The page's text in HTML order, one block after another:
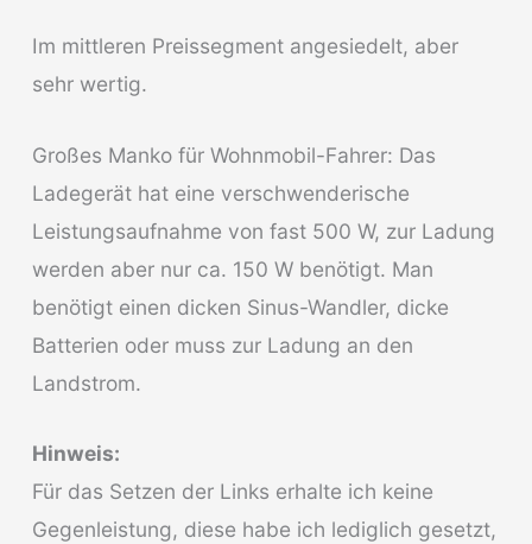
Im mittleren Preissegment angesiedelt, aber
sehr wertig.
Großes Manko für Wohnmobil-Fahrer: Das
Ladegerät hat eine verschwenderische
Leistungsaufnahme von fast 500 W, zur Ladung
werden aber nur ca. 150 W benötigt. Man
benötigt einen dicken Sinus-Wandler, dicke
Batterien oder muss zur Ladung an den
Landstrom.
Hinweis:
Für das Setzen der Links erhalte ich keine
Gegenleistung, diese habe ich lediglich gesetzt,